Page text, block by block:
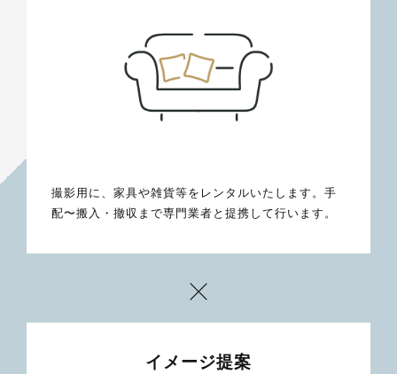
撮影用に、家具や雑貨等をレンタルいたします。手
配〜搬入・撤収まで専門業者と提携して行います。
イメージ提案